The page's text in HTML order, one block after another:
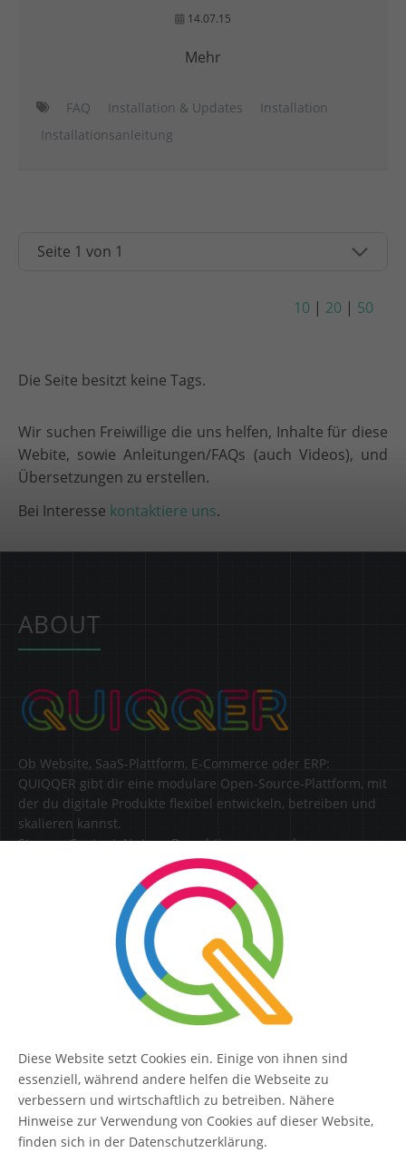
14.07.15
Mehr
FAQ Installation & Updates
Installation
Installationsanleitung
10 | 20 | 50
Die Seite besitzt keine Tags.
Wir suchen Freiwillige die uns helfen, Inhalte für diese
Webite, sowie Anleitungen/FAQs (auch Videos), und
Übersetzungen zu erstellen.
Bei Interesse kontaktiere uns.
ABOUT
Ob Website, SaaS-Plattform, E-Commerce oder ERP:
QUIQQER gibt dir eine modulare Open-Source-Plattform, mit
der du digitale Produkte flexibel entwickeln, betreiben und
skalieren kannst.
Steuere Content, Nutzer, Berechtigungen und
Erweiterungen zentral in einer Lösung.
QUIQQER
Diese Website setzt Cookies ein. Einige von ihnen sind
essenziell, während andere helfen die Webseite zu
verbessern und wirtschaftlich zu betreiben. Nähere
Hinweise zur Verwendung von Cookies auf dieser Website,
finden sich in der Datenschutzerklärung.